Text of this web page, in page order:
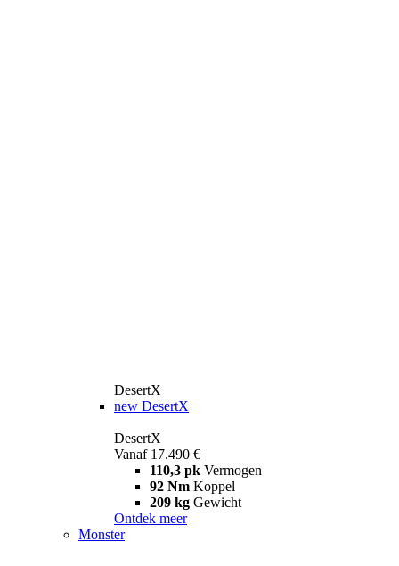
DesertX
new DesertX
DesertX
Vanaf 17.490 €
110,3 pk Vermogen
92 Nm Koppel
209 kg Gewicht
Ontdek meer
Monster